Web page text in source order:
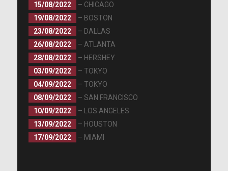
15/08/2022
– CHICAGO
19/08/2022
– BOSTON
23/08/2022
– DALLAS
26/08/2022
– ATLANTA
28/08/2022
– HERSHEY
03/09/2022
– TOKYO
04/09/2022
– TOKYO
08/09/2022
– SAN FRANCISCO
10/09/2022
– LOS ANGELES
13/09/2022
– HOUSTON
17/09/2022
– MIAMI